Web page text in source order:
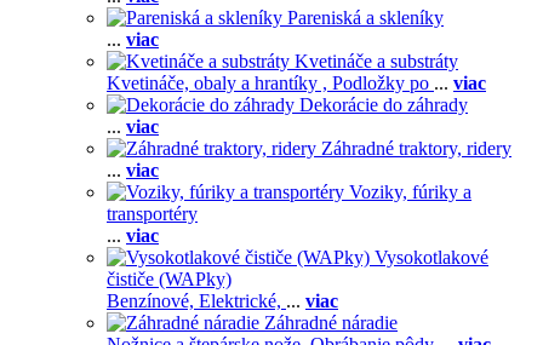
Pareniská a skleníky
... viac
Kvetináče a substráty
Kvetináče, obaly a hrantíky , Podložky po ... viac
Dekorácie do záhrady
... viac
Záhradné traktory, ridery
... viac
Voziky, fúriky a
transportéry
... viac
Vysokotlakové
čističe (WAPky)
Benzínové, Elektrické, ... viac
Záhradné náradie